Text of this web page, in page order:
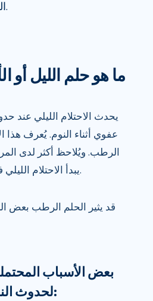
الرجال الأصحاء.
ما هو حلم الليل أو
يحدث الاحتلام الليلي عند
عفوي أثناء النوم. يُعرف هذا
الرطب. ويُلاحظ أكثر لدى
يبدأ الاحتلام الليلي في أي وقت بعد البلوغ.
قد يثير الحلم الرطب بعض
بعض الأسباب
لحدوث النعاس عند الرجال: